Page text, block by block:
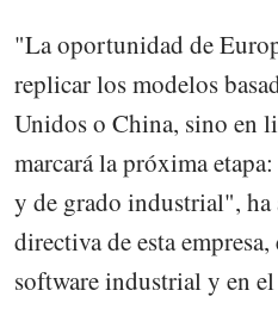
"La oportunidad de
replicar los modelos
Unidos o China, sino en
marcará la próxima
y de grado industrial", ha
directiva de esta
software industrial y en